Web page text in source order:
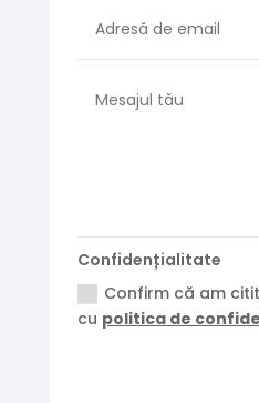
Confidențialitate
Confirm că am
cu politica de